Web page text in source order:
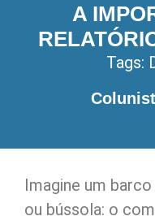
A
Tags:
Imagine um
ou bússola: o